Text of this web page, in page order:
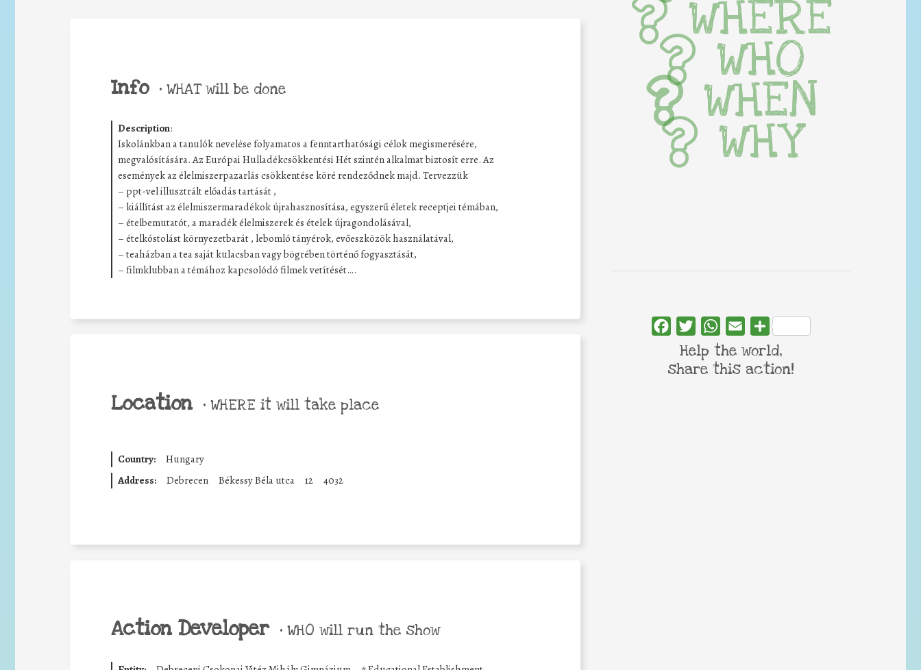
Info • WHAT will be done
Description:
Iskolánkban a tanulók nevelése folyamatos a fenntarthatósági célok megismerésére,
megvalósítására. Az Európai Hulladékcsökkentési Hét szintén alkalmat biztosít erre. Az
események az élelmiszerpazarlás csökkentése köré rendeződnek majd. Tervezzük
– ppt-vel illusztrált előadás tartását ,
– kiállítást az élelmiszermaradékok újrahasznosítása, egyszerű életek receptjei témában,
– ételbemutatót, a maradék élelmiszerek és ételek újragondolásával,
– ételkóstolást környezetbarát , lebomló tányérok, evőeszközök használatával,
– teaházban a tea saját kulacsban vagy bögrében történő fogyasztását,
– filmklubban a témához kapcsolódó filmek vetítését….
Location • WHERE it will take place
Country:
Hungary
Address:
Debrecen Békessy Béla utca 12 4032
Action Developer • WHO will run the show
WHERE
WHO
WHEN
WHY
FacebookTwitterWhatsApp
Email Share
Help the world,
share this action!